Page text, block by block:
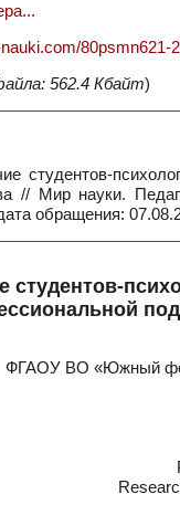
80psmn621-
562.4 Кбайт)
студентов-
// Мир науки.
обращения:
студентов-
ФГАОУ ВО «Южный